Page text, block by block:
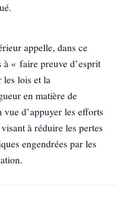
appelle, dans ce
à « faire preuve d’esprit
les lois et la
en matière de
d’appuyer les efforts
à réduire les pertes
engendrées par les